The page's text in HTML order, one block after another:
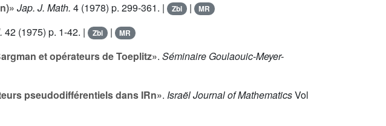
Jap. J. Math. 4 (1978) p. 299-361. | Zbl | MR
42 (1975) p. 1-42. | Zbl | MR
et opérateurs de Toeplitz». Séminaire Goulaouic-Meyer-
pseudodifférentiels dans IRn». Israël Journal of MathematicsVol